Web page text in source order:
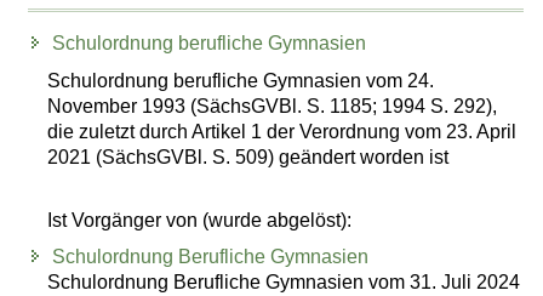
Schulordnung berufliche Gymnasien
Schulordnung berufliche Gymnasien vom 24.
November 1993 (SächsGVBl. S. 1185; 1994 S. 292),
die zuletzt durch Artikel 1 der Verordnung vom 23. April
2021 (SächsGVBl. S. 509) geändert worden ist
Ist Vorgänger von (wurde abgelöst):
Schulordnung Berufliche Gymnasien
Schulordnung Berufliche Gymnasien vom 31. Juli 2024